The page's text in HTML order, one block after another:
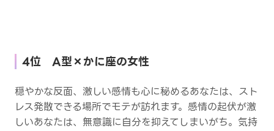
4位 A型×かに座の女性
穏やかな反面、激しい感情も心に秘めるあなたは、スト
レス発散できる場所でモテが訪れます。感情の起伏が激
しいあなたは、無意識に自分を抑えてしまいがち。気持